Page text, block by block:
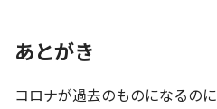
あとがき
コロナが過去のものになるの